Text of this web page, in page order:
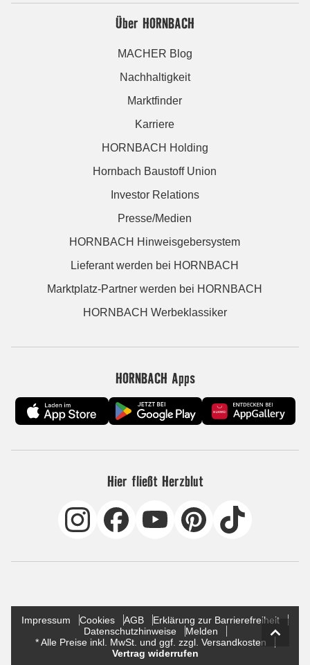
Über HORNBACH
MACHER Blog
Nachhaltigkeit
Marktfinder
Karriere
HORNBACH Holding
Hornbach Baustoff Union
Investor Relations
Presse/Medien
HORNBACH Hinweisgebersystem
Lieferant werden bei HORNBACH
Marktplatz-Partner werden bei HORNBACH
HORNBACH Werbeklassiker
HORNBACH Apps
Hier fließt Herzblut
Impressum Cookies AGB
Erklärung zur Barrierefreiheit
Datenschutzhinweise
Melden
* Alle Preise inkl. MwSt. und ggf. zzgl. Versandkosten
Vertrag widerrufen